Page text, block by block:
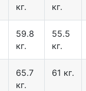
кг.
кг.
59.8
кг.
55.5
кг.
65.7
кг.
61 кг.